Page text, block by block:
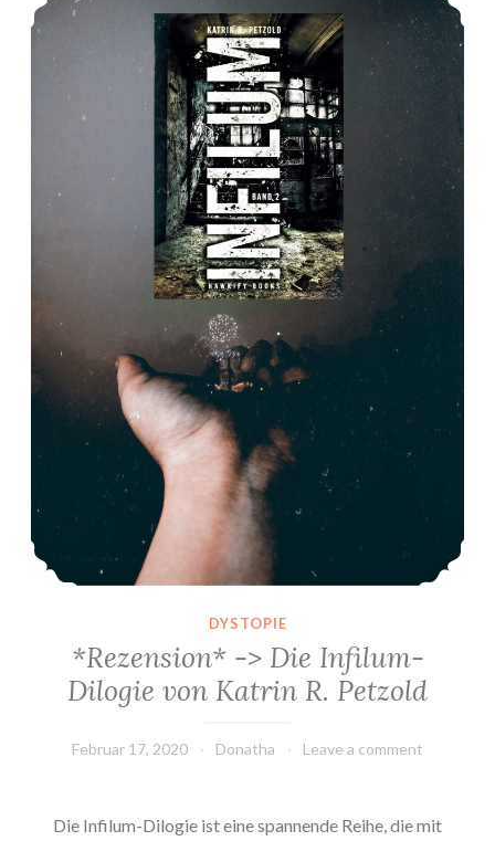
DYSTOPIE
*Rezension* -> Die Infilum-
Dilogie von Katrin R. Petzold
Februar 17, 2020 Donatha Leave a comment
Die Infilum-Dilogie ist eine spannende Reihe, die mit